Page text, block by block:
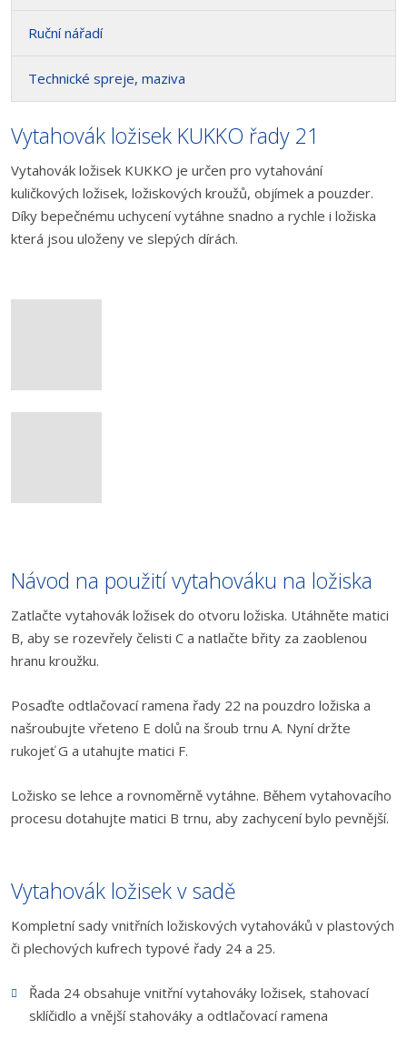
Ruční nářadí
Technické spreje, maziva
Vytahovák ložisek KUKKO řady 21
Vytahovák ložisek KUKKO je určen pro vytahování
kuličkových ložisek, ložiskových kroužů, objímek a pouzder.
Díky bepečnému uchycení vytáhne snadno a rychle i ložiska
která jsou uloženy ve slepých dírách.
Návod na použití vytahováku na ložiska
Zatlačte vytahovák ložisek do otvoru ložiska. Utáhněte matici
B, aby se rozevřely čelisti C a natlačte břity za zaoblenou
hranu kroužku.
Posaďte odtlačovací ramena řady 22 na pouzdro ložiska a
našroubujte vřeteno E dolů na šroub trnu A. Nyní držte
rukojeť G a utahujte matici F.
Ložisko se lehce a rovnoměrně vytáhne. Během vytahovacího
procesu dotahujte matici B trnu, aby zachycení bylo pevnější.
Vytahovák ložisek v sadě
Kompletní sady vnitřních ložiskových vytahováků v plastových
či plechových kufrech typové řady 24 a 25.
Řada 24 obsahuje vnitřní vytahováky ložisek, stahovací
sklíčidlo a vnější stahováky a odtlačovací ramena